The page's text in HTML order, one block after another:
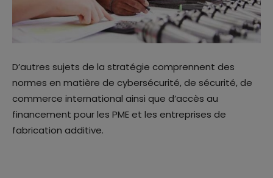
D’autres sujets de la stratégie comprennent des
normes en matière de cybersécurité, de sécurité, de
commerce international ainsi que d’accès au
financement pour les PME et les entreprises de
fabrication additive.